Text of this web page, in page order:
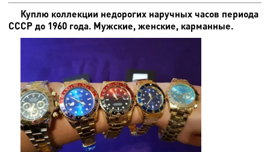
Куплю коллекции недорогих наручных часов периода
СССР до 1960 года. Мужские, женские, карманные.